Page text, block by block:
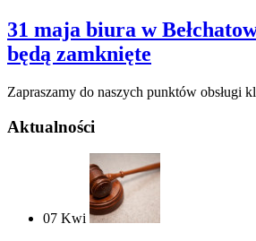
31 maja biura w
będą zamknięte
Zapraszamy do naszych punktów obsługi
Aktualności
07 Kwi